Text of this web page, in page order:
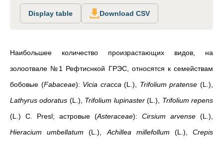
Display table Download CSV
Наибольшее количество произрастающих видов, на
золоотвале №1 Рефтиснкой ГРЭС, относятся к семействам
бобовые (Fabaceae): Vicia cracca (L.), Trifolium pratense (L.),
Lathyrus odoratus (L.), Trifolium lupinaster(L.), Trifolium repens
(L.) C. Presl; астровые (Asteraceae): Cirsium arvense (L.),
Hieracium umbellatum (L.), Achillea millefollum (L.),Crepis